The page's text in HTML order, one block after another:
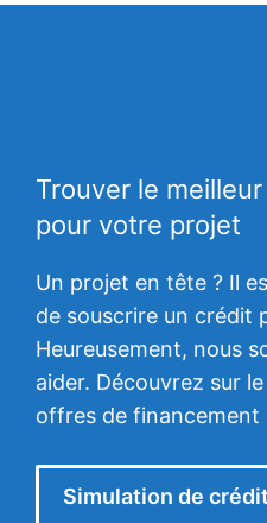
Trouver le
pour votre projet
Un projet en tête ? Il
de souscrire un crédit
Heureusement, nous
aider. Découvrez sur
offres de financement
Simulation de crédit